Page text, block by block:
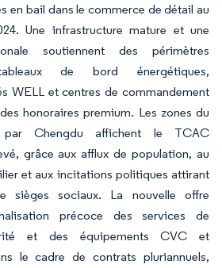
en bail dans le commerce de détail au
Une infrastructure mature et une
soutiennent des périmètres
de bord énergétiques,
WELL et centres de commandement
honoraires premium. Les zones du
par Chengdu affichent le TCAC
grâce aux afflux de population, au
et aux incitations politiques attirant
sièges sociaux. La nouvelle offre
précoce des services de
et des équipements CVC et
le cadre de contrats pluriannuels,